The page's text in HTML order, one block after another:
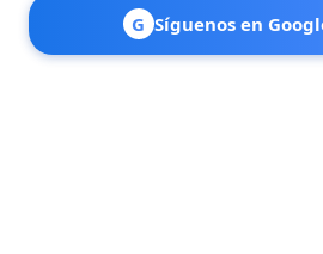
G Síguenos en